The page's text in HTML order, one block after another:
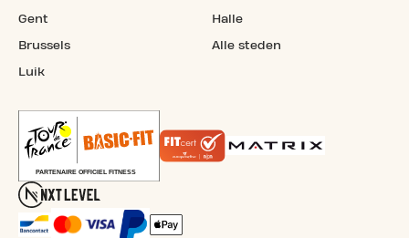
Gent
Brussels
Luik
Halle
Alle steden